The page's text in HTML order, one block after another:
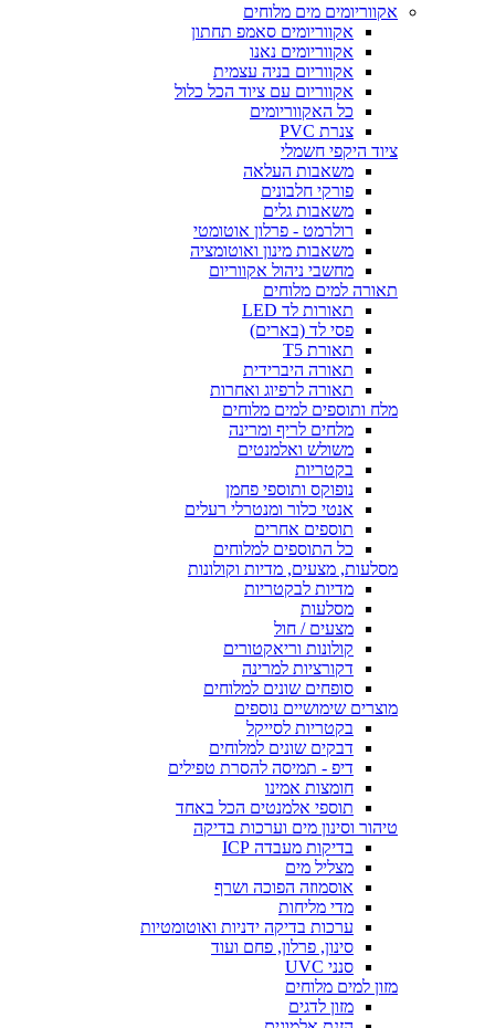
אקווריומים מים מלוחים
אקווריומים סאמפ תחתון
אקווריומים נאנו
אקווריום בניה עצמית
אקווריום עם ציוד הכל כלול
כל האקווריומים
צנרת PVC
ציוד היקפי חשמלי
משאבות העלאה
פורקי חלבונים
משאבות גלים
רולרמט - פרלון אוטומטי
משאבות מינון ואוטומציה
מחשבי ניהול אקווריום
תאורה למים מלוחים
תאורות לד LED
פסי לד (בארים)
תאורת T5
תאורה היברידית
תאורה לרפיוג ואחרות
מלח ותוספים למים מלוחים
מלחים לריף ומרינה
משולש ואלמנטים
בקטריות
נופוקס ותוספי פחמן
אנטי כלור ומנטרלי רעלים
תוספים אחרים
כל התוספים למלוחים
מסלעות, מצעים, מדיות וקולונות
מדיות לבקטריות
מסלעות
מצעים / חול
קולונות וריאקטורים
דקורציות למרינה
סופחים שונים למלוחים
מוצרים שימושיים נוספים
בקטריות לסייקל
דבקים שונים למלוחים
דיפ - תמיסה להסרת טפילים
חומצות אמינו
תוספי אלמנטים הכל באחד
טיהור וסינון מים וערכות בדיקה
בדיקות מעבדה ICP
מצליל מים
אוסמוזה הפוכה ושרף
מדי מליחות
ערכות בדיקה ידניות ואוטומטיות
סינון, פרלון, פחם ועוד
סנני UVC
מזון למים מלוחים
מזון לדגים